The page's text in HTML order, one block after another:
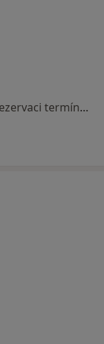
Tento specialista nenabízí online rezervaci termínu na této adrese.